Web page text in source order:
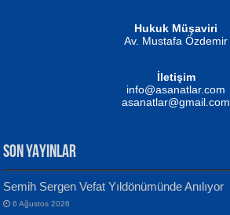
Hukuk Müşaviri
Av. Mustafa Özdemir
İletişim
info@asanatlar.com
asanatlar@gmail.com
SON YAYINLAR
Semih Sergen Vefat Yıldönümünde Anılıyor
6 Ağustos 2026